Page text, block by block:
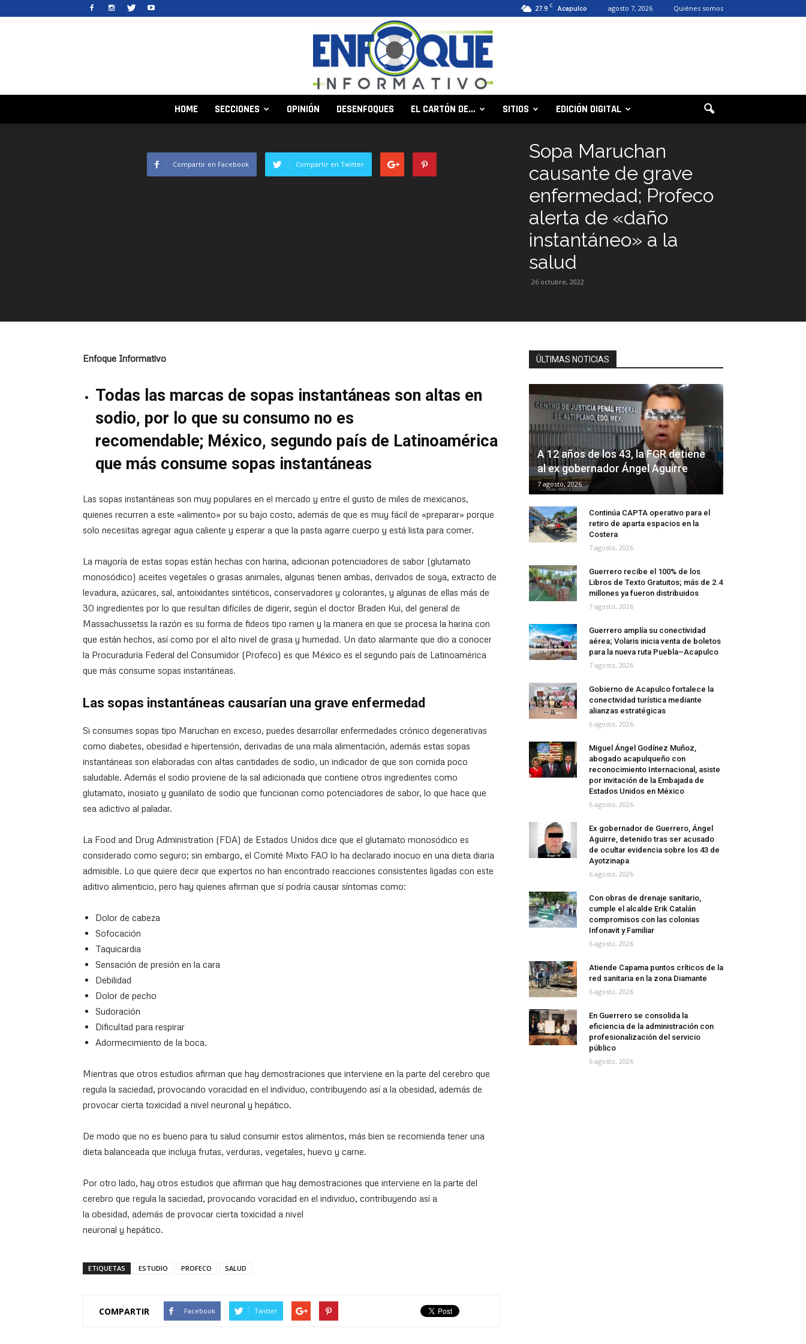
27.9 C Acapulco agosto 7, 2026 Quiénes somos
HOME SECCIONES OPINIÓN DESENFOQUES EL CARTÓN DE… SITIOS EDICIÓN DIGITAL
Sopa Maruchan
causante de grave
enfermedad; Profeco
alerta de «daño
instantáneo» a la
salud
26 octubre, 2022
Compartir en Facebook Compartir en Twitter
Enfoque Informativo
Todas las marcas de sopas instantáneas son altas en
sodio, por lo que su consumo no es
recomendable; México, segundo país de Latinoamérica
que más consume sopas instantáneas
Las sopas instantáneas son muy populares en el mercado y entre el gusto de miles de mexicanos,
quienes recurren a este «alimento» por su bajo costo, además de que es muy fácil de «preparar» porque
solo necesitas agregar agua caliente y esperar a que la pasta agarre cuerpo y está lista para comer.
La mayoría de estas sopas están hechas con harina, adicionan potenciadores de sabor (glutamato
monosódico) aceites vegetales o grasas animales, algunas tienen ambas, derivados de soya, extracto de
levadura, azúcares, sal, antoixidantes sintéticos, conservadores y colorantes, y algunas de ellas más de
30 ingredientes por lo que resultan difíciles de digerir, según el doctor Braden Kui, del general de
Massachussetss la razón es su forma de fideos tipo ramen y la manera en que se procesa la harina con
que están hechos, así como por el alto nivel de grasa y humedad. Un dato alarmante que dio a conocer
la Procuraduría Federal del Consumidor (Profeco) es que México es el segundo país de Latinoamérica
que más consume sopas instantáneas.
Las sopas instantáneas causarían una grave enfermedad
Si consumes sopas tipo Maruchan en exceso, puedes desarrollar enfermedades crónico degenerativas
como diabetes, obesidad e hipertensión, derivadas de una mala alimentación, además estas sopas
instantáneas son elaboradas con altas cantidades de sodio, un indicador de que son comida poco
saludable. Además el sodio proviene de la sal adicionada que contiene otros ingredientes como
glutamato, inosiato y guanilato de sodio que funcionan como potenciadores de sabor, lo que hace que
sea adictivo al paladar.
La Food and Drug Administration (FDA) de Estados Unidos dice que el glutamato monosódico es
considerado como seguro; sin embargo, el Comité Mixto FAO lo ha declarado inocuo en una dieta diaria
admisible. Lo que quiere decir que expertos no han encontrado reacciones consistentes ligadas con este
aditivo alimenticio, pero hay quienes afirman que sí podría causar síntomas como:
Dolor de cabeza
Sofocación
Taquicardia
Sensación de presión en la cara
Debilidad
Dolor de pecho
Sudoración
Dificultad para respirar
Adormecimiento de la boca.
Mientras que otros estudios afirman que hay demostraciones que interviene en la parte del cerebro que
regula la saciedad, provocando voracidad en el individuo, contribuyendo así a la obesidad, además de
provocar cierta toxicidad a nivel neuronal y hepático.
De modo que no es bueno para tu salud consumir estos alimentos, más bien se recomienda tener una
dieta balanceada que incluya frutas, verduras, vegetales, huevo y carne.
Por otro lado, hay otros estudios que afirman que hay demostraciones que interviene en la parte del
cerebro que regula la saciedad, provocando voracidad en el individuo, contribuyendo así a
la obesidad, además de provocar cierta toxicidad a nivel
neuronal y hepático.
ETIQUETAS ESTUDIO PROFECO SALUD
COMPARTIR Facebook Twitter
ÚLTIMAS NOTICIAS
A 12 años de los 43, la FGR detiene
al ex gobernador Ángel Aguirre
7 agosto, 2026
Continúa CAPTA operativo para el
retiro de aparta espacios en la
Costera
7 agosto, 2026
Guerrero recibe el 100% de los
Libros de Texto Gratuitos; más de 2.4
millones ya fueron distribuidos
7 agosto, 2026
Guerrero amplía su conectividad
aérea; Volaris inicia venta de boletos
para la nueva ruta Puebla–Acapulco
7 agosto, 2026
Gobierno de Acapulco fortalece la
conectividad turística mediante
alianzas estratégicas
6 agosto, 2026
Miguel Ángel Godínez Muñoz,
abogado acapulqueño con
reconocimiento Internacional, asiste
por invitación de la Embajada de
Estados Unidos en México
6 agosto, 2026
Ex gobernador de Guerrero, Ángel
Aguirre, detenido tras ser acusado
de ocultar evidencia sobre los 43 de
Ayotzinapa
6 agosto, 2026
Con obras de drenaje sanitario,
cumple el alcalde Erik Catalán
compromisos con las colonias
Infonavit y Familiar
6 agosto, 2026
Atiende Capama puntos críticos de la
red sanitaria en la zona Diamante
6 agosto, 2026
En Guerrero se consolida la
eficiencia de la administración con
profesionalización del servicio
público
6 agosto, 2026